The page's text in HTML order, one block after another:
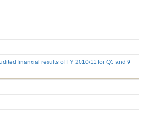
financial results of FY 2010/11 for Q3 and 9